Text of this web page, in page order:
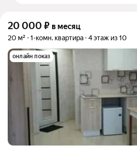
20 000 ₽ в месяц
20 м² 1-комн. квартира 4 этаж из 10
онлайн показ